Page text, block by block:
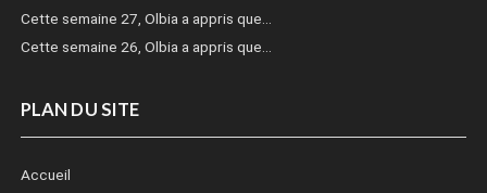
Cette semaine 27, Olbia a appris que…
Cette semaine 26, Olbia a appris que…
PLAN DU SITE
Accueil